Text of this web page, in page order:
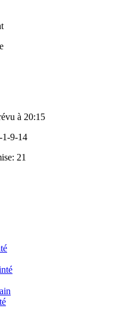
à 20:15
1-9-14
21